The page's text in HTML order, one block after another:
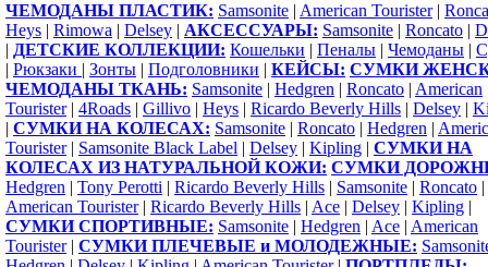
ЧЕМОДАНЫ ПЛАСТИК: Samsonite | American Tourister|
Heys | Rimowa | Delsey | АКСЕССУАРЫ: Samsonite | Roncato |
| ДЕТСКИЕ КОЛЛЕКЦИИ: Кошельки | Пеналы | Чемоданы |
| Рюкзаки | Зонты | Подголовники | КЕЙСЫ: СУМКИ
ЧЕМОДАНЫ ТКАНЬ: Samsonite | Hedgren | Roncato | American
Tourister| 4Roads | Gillivo | Heys | Ricardo Beverly Hills | Delsey |
| СУМКИ НА КОЛЕСАХ: Samsonite | Roncato | Hedgren |
Tourister| Samsonite Black Label | Delsey | Kipling | СУМКИ НА
КОЛЕСАХ ИЗ НАТУРАЛЬНОЙ КОЖИ: СУМКИ
Hedgren | Tony Perotti | Ricardo Beverly Hills | Samsonite | Roncato |
American Tourister| Ricardo Beverly Hills | Ace | Delsey | Kipling |
СУМКИ СПОРТИВНЫЕ: Samsonite | Hedgren | Ace | American
Tourister| СУМКИ ПЛЕЧЕВЫЕ и МОЛОДЕЖНЫЕ: